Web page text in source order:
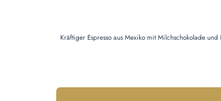
Kräftiger Espresso aus Mexiko mit Milchschokolade